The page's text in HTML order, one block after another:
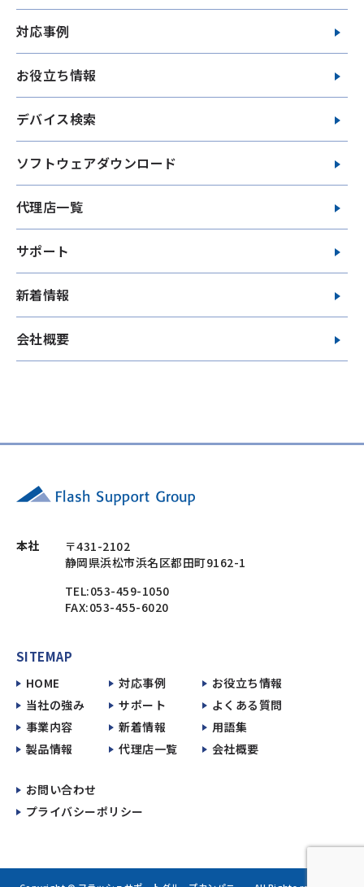
対応事例
お役立ち情報
デバイス検索
ソフトウェアダウンロード
代理店一覧
サポート
新着情報
会社概要
本社
〒431-2102
静岡県浜松市浜名区都田町9162-1
TEL:053-459-1050
FAX:053-455-6020
SITEMAP
HOME
当社の強み
事業内容
製品情報
対応事例
サポート
新着情報
代理店一覧
お役立ち情報
よくある質問
用語集
会社概要
お問い合わせ
プライバシーポリシー